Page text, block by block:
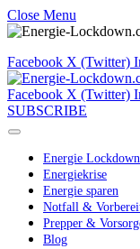
Close Menu
Facebook X (Twitter)
Facebook X (Twitter)
SUBSCRIBE
Energie Lockdown
Energiekrise
Energie sparen
Notfall &
Prepper &
Blog